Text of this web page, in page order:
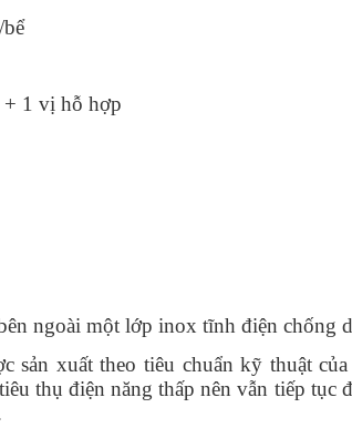
1 vị hỗ hợp
ngoài một lớp inox tĩnh điện chống
sản xuất theo tiêu chuẩn kỹ thuật
thụ điện năng thấp nên vẫn tiếp